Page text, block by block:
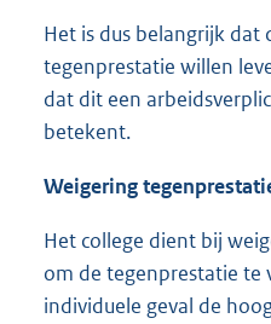
Het is dus belangrijk dat
tegenprestatie willen
dat dit een
betekent.
Weigering
Het college dient bij
om de tegenprestatie te
individuele geval de